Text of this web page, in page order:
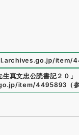
item/
生真文忠公読書記２０ 」
item/4495893 （